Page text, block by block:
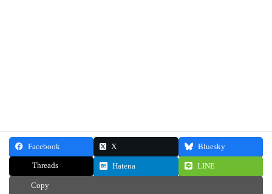
Facebook X Bluesky
Threads Hatena LINE
Copy